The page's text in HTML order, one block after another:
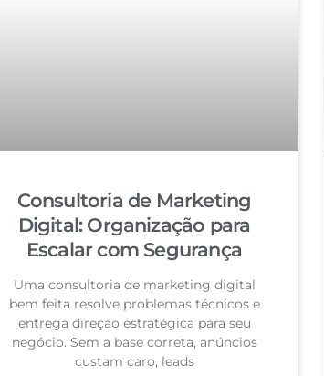
Consultoria de Marketing
Digital: Organização para
Escalar com Segurança
Uma consultoria de marketing digital
bem feita resolve problemas técnicos e
entrega direção estratégica para seu
negócio. Sem a base correta, anúncios
custam caro, leads